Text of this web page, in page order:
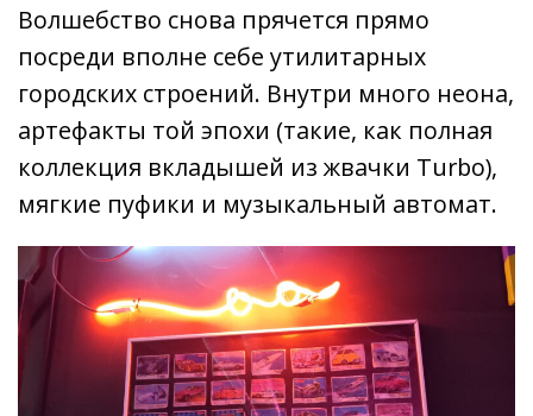
Волшебство снова прячется прямо
посреди вполне себе утилитарных
городских строений. Внутри много неона,
артефакты той эпохи (такие, как полная
коллекция вкладышей из жвачки Turbo),
мягкие пуфики и музыкальный автомат.